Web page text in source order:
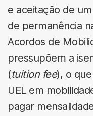
e aceitação de
de permanência
Acordos de
pressupõem a
(tuition fee), o
UEL em
pagar